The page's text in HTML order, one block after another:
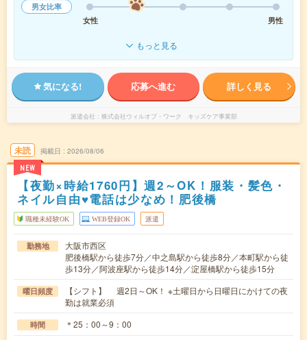
男女比率
女性
男性
もっと見る
気になる! 応募へ進む 詳しく見る
派遣会社 株式会社ウィルオブ・ワーク キッズケア事業部
未読
NEW
掲載日 2026/08/06
【夜勤×時給1760円】週2～OK！服装・髪色・
ネイル自由♥電話は少なめ！肥後橋
職種未経験OK WEB登録OK 派遣
勤務地
大阪市西区
肥後橋駅から徒歩7分／中之島駅から徒歩8分／本町駅から徒
歩13分／阿波座駅から徒歩14分／淀屋橋駅から徒歩15分
曜日頻度
【シフト】 週2日～OK！ ※土曜日から日曜日にかけての夜
勤は就業必須
時間 ＊25：00～9：00